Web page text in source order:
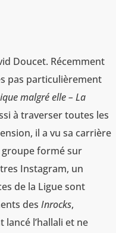
Doucet. Récemment
pas particulièrement
malgré elle – La
à traverser toutes les
il a vu sa carrière
groupe formé sur
Instagram, un
de la Ligue sont
desInrocks,
lancé l’hallali et ne